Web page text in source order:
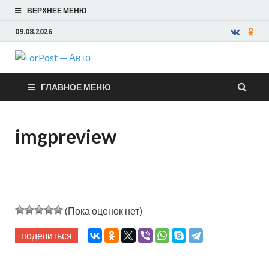
ВЕРХНЕЕ МЕНЮ
09.08.2026
ForPost —
Авто
ГЛАВНОЕ МЕНЮ
imgpreview
(Пока оценок нет)
поделиться